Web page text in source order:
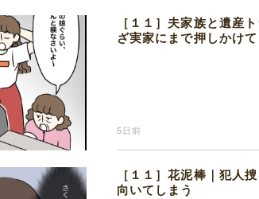
［１１］夫家族と遺産
ざ実家にまで押しかけ
5日前
［１１］花泥棒｜犯人
向いてしまう